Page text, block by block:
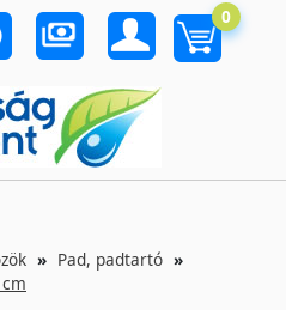
0
Pad, padtartó